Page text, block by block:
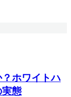
ホワイトハ
実態